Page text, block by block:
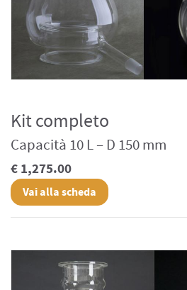
Kit completo
Capacità 10 L – D 150 mm
€ 1,275.00
Vai alla scheda